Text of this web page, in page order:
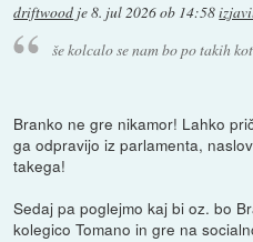
driftwood je8. jul 2026 ob 14:58
še kolcalo se nam bo po takih
Branko ne gre nikamor! Lahko
ga odpravijo iz parlamenta,
takega!
Sedaj pa poglejmo kaj bi oz. bo
kolegico Tomano in gre na